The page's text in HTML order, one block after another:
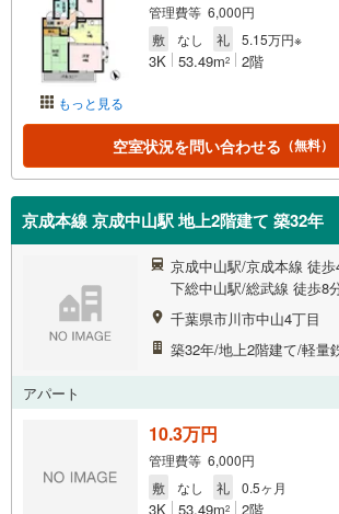
もっと見る
管理費等 6,000円
敷
なし 礼 5.15万円※
3K 53.49m2 2階
空室状況を問い合わせる （無料）
京成本線 京成中山駅 地上2階建て 築32年
京成中山駅/京成本線 徒歩
下総中山駅/総武線 徒歩8
千葉県市川市中山4丁目
築32年/地上2階建て/軽量
アパート
10.3万円
管理費等 6,000円
敷
なし 礼 0.5ヶ月
3K 53.49m2 2階